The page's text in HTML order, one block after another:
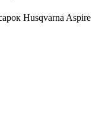
Husqvarna Aspire